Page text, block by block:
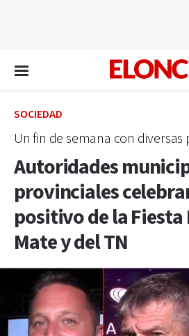
SOCIEDAD
Un fin de semana con diversas
Autoridades
provinciales
positivo de la
Mate y del TN